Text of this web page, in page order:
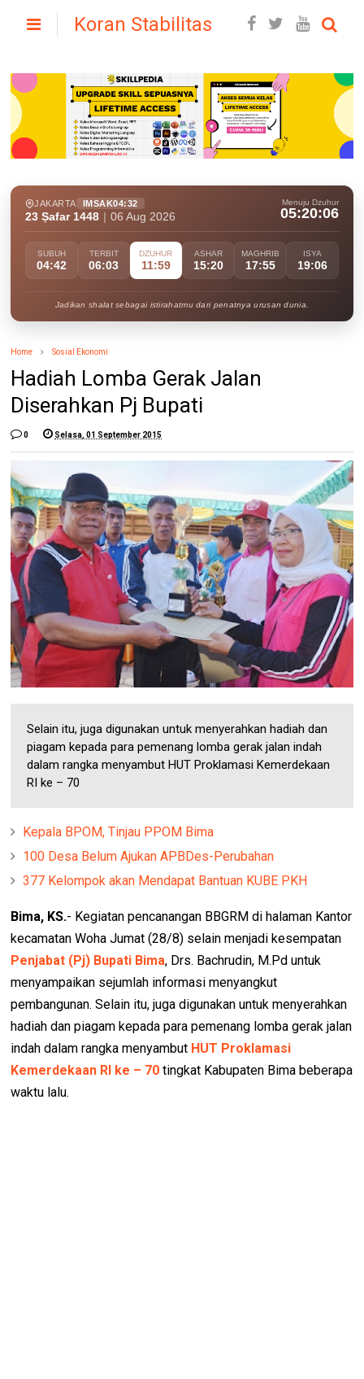
Koran Stabilitas
JAKARTA IMSAK04:32
23 Ṣafar 1448 06 Aug 2026
Menuju Dzuhur
05:20:04
SUBUH
04:42
TERBIT
06:03
DZUHUR
11:59
ASHAR
15:20
MAGHRIB
17:55
ISYA
19:06
Jadikan shalat sebagai istirahatmu dari penatnya urusan dunia.
Home Sosial Ekonomi
Hadiah Lomba Gerak Jalan
Diserahkan Pj Bupati
0 Selasa, 01 September 2015
Selain itu, juga digunakan untuk menyerahkan hadiah dan
piagam kepada para pemenang lomba gerak jalan indah
dalam rangka menyambut HUT Proklamasi Kemerdekaan
RI ke – 70
Kepala BPOM, Tinjau PPOM Bima
100 Desa Belum Ajukan APBDes-Perubahan
377 Kelompok akan Mendapat Bantuan KUBE PKH
Bima, KS.- Kegiatan pencanangan BBGRM di halaman Kantor
kecamatan Woha Jumat (28/8) selain menjadi kesempatan
Penjabat (Pj) Bupati Bima, Drs. Bachrudin, M.Pd untuk
menyampaikan sejumlah informasi menyangkut
pembangunan. Selain itu, juga digunakan untuk menyerahkan
hadiah dan piagam kepada para pemenang lomba gerak jalan
indah dalam rangka menyambut HUT Proklamasi
Kemerdekaan RI ke – 70 tingkat Kabupaten Bima beberapa
waktu lalu.